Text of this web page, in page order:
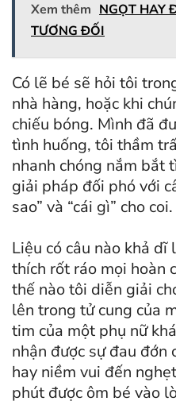
Xem thêm NGỌT HAY
TƯƠNG ĐỐI
Có lẽ bé sẽ hỏi tôi
nhà hàng, hoặc khi
chiếu bóng. Mình đã
tình huống, tôi thầm
nhanh chóng nắm bắt
giải pháp đối phó với
sao” và “cái gì” cho coi.
Liệu có câu nào khả
thích rốt ráo mọi hoàn
thế nào tôi diễn giải
lên trong tử cung của
tim của một phụ nữ
nhận được sự đau đớn
hay niềm vui đến
phút được ôm bé vào